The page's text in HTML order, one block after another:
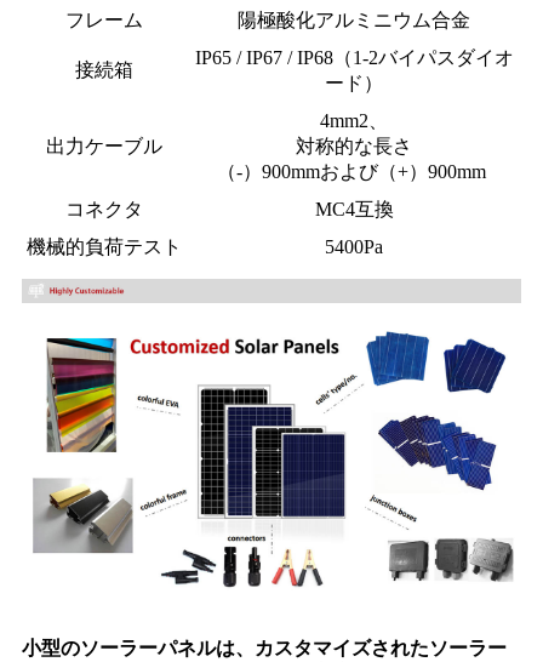
フレーム 陽極酸化アルミニウム合金
接続箱
IP65 / IP67 / IP68（1-2バイパスダイオ
ード）
出力ケーブル
4mm2、
対称的な長さ
（-）900mmおよび（+）900mm
コネクタ
MC4互換
機械的負荷テスト
5400Pa
小型のソーラーパネルは、カスタマイズされたソーラー